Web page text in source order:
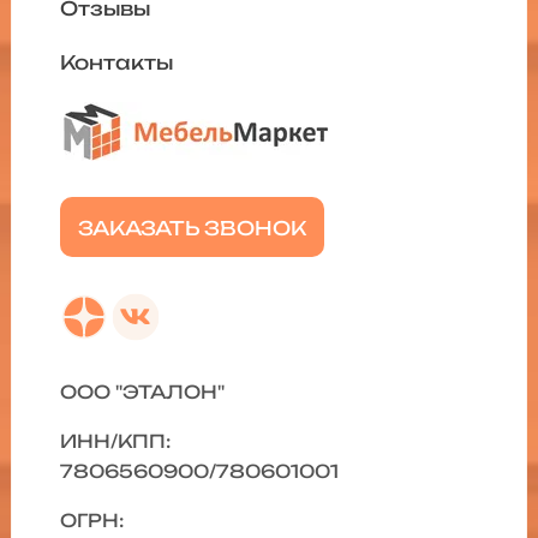
ЗАКАЗАТЬ ЗВОНОК
Отзывы
Контакты
ООО "ЭТАЛОН"
ИНН/КПП:
7806560900/780601001
ОГРН: